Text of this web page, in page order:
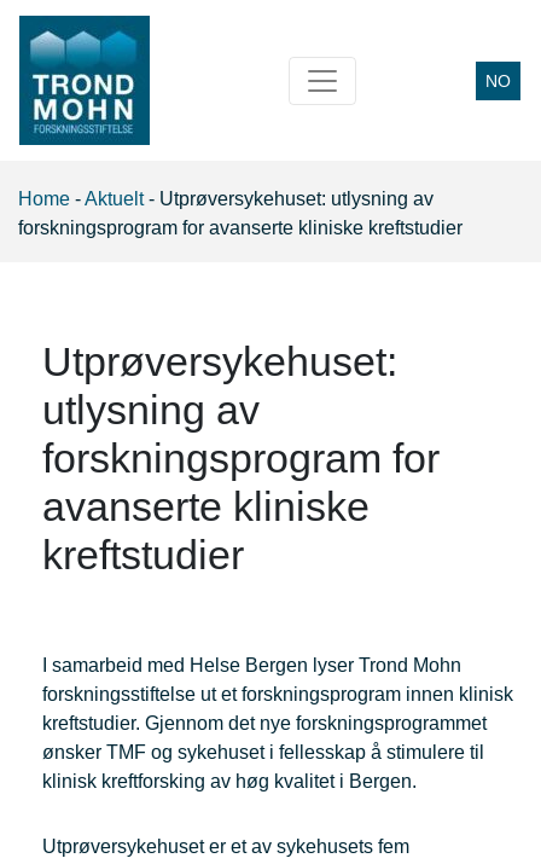
Main Navigation NO
Home -Aktuelt- Utprøversykehuset: utlysning av
forskningsprogram for avanserte kliniske kreftstudier
Utprøversykehuset:
utlysning av
forskningsprogram for
avanserte kliniske
kreftstudier
I samarbeid med Helse Bergen lyser Trond Mohn
forskningsstiftelse ut et forskningsprogram innen klinisk
kreftstudier. Gjennom det nye forskningsprogrammet
ønsker TMF og sykehuset i fellesskap å stimulere til
klinisk kreftforsking av høg kvalitet i Bergen.
Utprøversykehuset er et av sykehusets fem